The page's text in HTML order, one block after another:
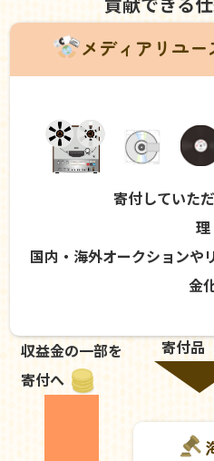
メディアリユ
寄付していただい
理
国内・海外オークションや
金
収益金の一部を
寄付へ
寄付品